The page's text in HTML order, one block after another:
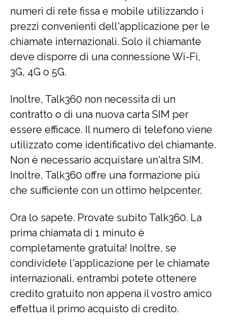
numeri di rete fissa e mobile utilizzando i
prezzi convenienti dell'applicazione per le
chiamate internazionali. Solo il chiamante
deve disporre di una connessione Wi-Fi,
3G, 4G o 5G.
Inoltre, Talk360 non necessita di un
contratto o di una nuova carta SIM per
essere efficace. Il numero di telefono viene
utilizzato come identificativo del chiamante.
Non è necessario acquistare un'altra SIM.
Inoltre, Talk360 offre una formazione più
che sufficiente con un ottimo helpcenter.
Ora lo sapete. Provate subito Talk360. La
prima chiamata di 1 minuto è
completamente gratuita! Inoltre, se
condividete l'applicazione per le chiamate
internazionali, entrambi potete ottenere
credito gratuito non appena il vostro amico
effettua il primo acquisto di credito.